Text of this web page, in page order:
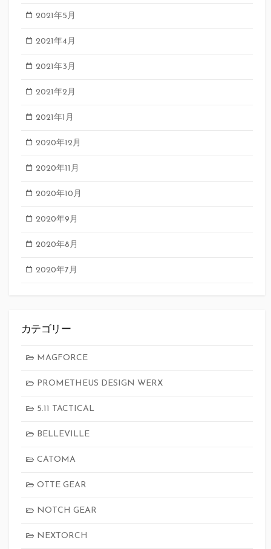
2021年5月
2021年4月
2021年3月
2021年2月
2021年1月
2020年12月
2020年11月
2020年10月
2020年9月
2020年8月
2020年7月
カテゴリー
MAGFORCE
PROMETHEUS DESIGN WERX
5.11 TACTICAL
BELLEVILLE
CATOMA
OTTE GEAR
NOTCH GEAR
NEXTORCH